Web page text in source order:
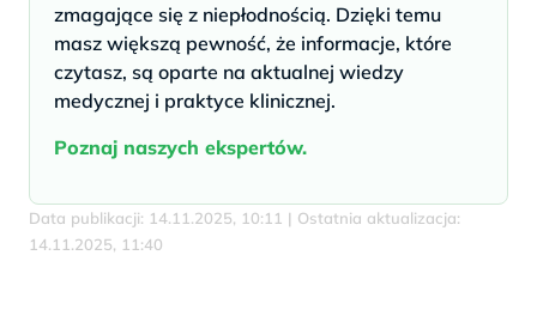
zmagające się z niepłodnością. Dzięki temu
masz większą pewność, że informacje, które
czytasz, są oparte na aktualnej wiedzy
medycznej i praktyce klinicznej.
Poznaj naszych ekspertów.
Data publikacji: 14.11.2025, 10:11 | Ostatnia aktualizacja:
14.11.2025, 11:40